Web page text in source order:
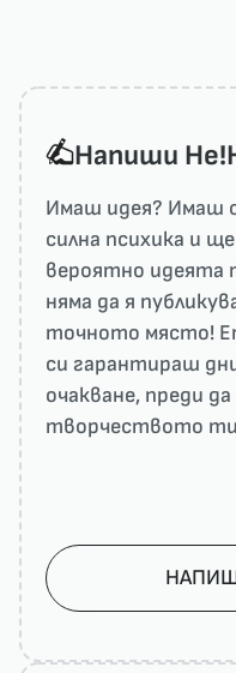
Напиши
Имаш идея? Имаш
силна психика и
вероятно идеята
няма да я
точното място!
си гарантираш
очакване, преди
творчеството ти